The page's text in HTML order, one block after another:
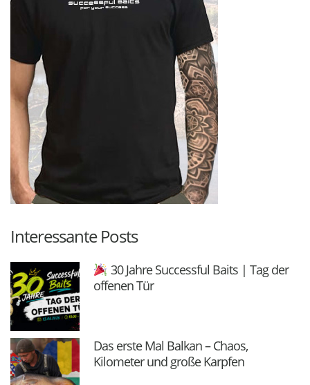
Interessante Posts
30 Jahre Successful Baits | Tag der
offenen Tür
Das erste Mal Balkan – Chaos,
Kilometer und große Karpfen